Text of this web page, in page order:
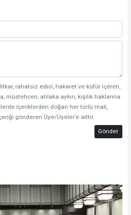
rahatsız edici, hakaret ve küfür içeren,
müstehcen, ahlaka aykırı, kişilik haklarına
içeriklerden doğan her türlü mali,
gönderen Üye/Üyeler’e aittir.
Gönder